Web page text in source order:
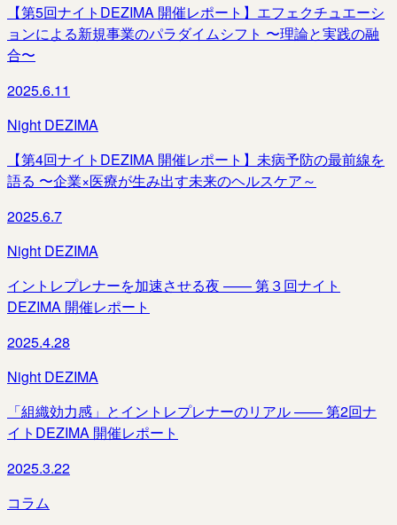
【第5回ナイトDEZIMA 開催レポート】エフェクチュエーシ
ョンによる新規事業のパラダイムシフト 〜理論と実践の融
合〜
2025.6.11
Night DEZIMA
【第4回ナイトDEZIMA 開催レポート】未病予防の最前線を
語る 〜企業×医療が生み出す未来のヘルスケア～
2025.6.7
Night DEZIMA
イントレプレナーを加速させる夜 —— 第３回ナイト
DEZIMA 開催レポート
2025.4.28
Night DEZIMA
「組織効力感」とイントレプレナーのリアル —— 第2回ナ
イトDEZIMA 開催レポート
2025.3.22
コラム